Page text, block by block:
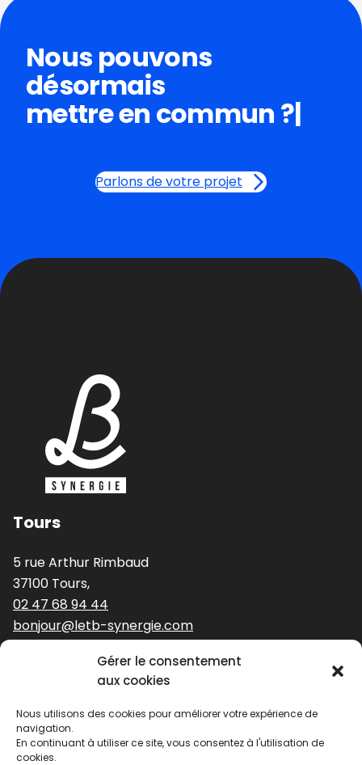
Gérer le consentement
aux cookies
Nous utilisons des cookies pour améliorer votre expérience de
navigation.
En continuant à utiliser ce site, vous consentez à l'utilisation de
cookies.
Tours
5 rue Arthur Rimbaud
37100 Tours,
02 47 68 94 44
bonjour@letb-synergie.com
Nos expertises
Stratégie et identité de marque
Identité visuelle
Digital
Nous pouvons
désormais
mettre en |
Parlons de votre projet